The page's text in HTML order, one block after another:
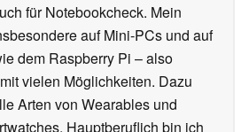
für Notebookcheck. Mein
auf Mini-PCs und auf
dem Raspberry Pi – also
vielen Möglichkeiten. Dazu
Arten von Wearables und
Hauptberuflich bin ich